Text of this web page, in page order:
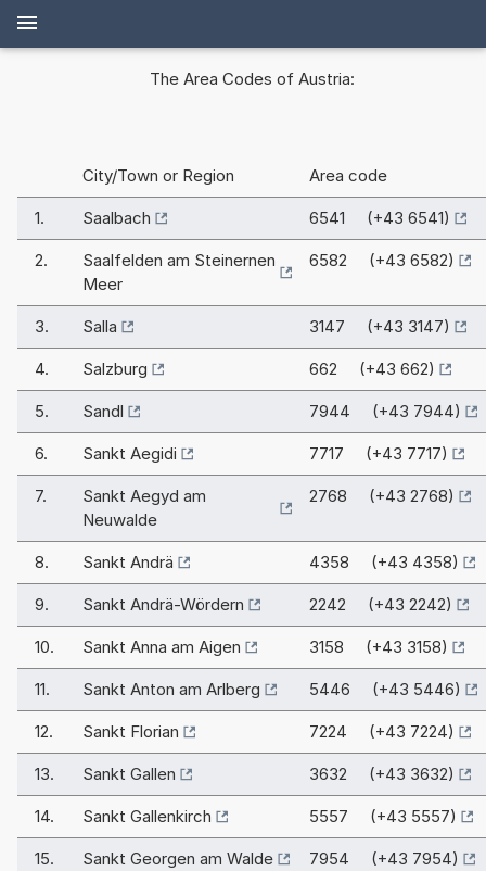
The Area Codes of Austria:
City/Town or Region Area code
1. Saalbach 6541 (+43 6541)
2.
Saalfelden am Steinernen
Meer
6582 (+43 6582)
3. Salla 3147 (+43 3147)
4. Salzburg 662 (+43 662)
5. Sandl 7944 (+43 7944)
6. Sankt Aegidi 7717 (+43 7717)
7.
Sankt Aegyd am
Neuwalde
2768 (+43 2768)
8. Sankt Andrä 4358 (+43 4358)
9. Sankt Andrä-Wördern 2242 (+43 2242)
10. Sankt Anna am Aigen 3158 (+43 3158)
11. Sankt Anton am Arlberg 5446 (+43 5446)
12. Sankt Florian 7224 (+43 7224)
13. Sankt Gallen 3632 (+43 3632)
14. Sankt Gallenkirch 5557 (+43 5557)
15. Sankt Georgen am Walde 7954 (+43 7954)